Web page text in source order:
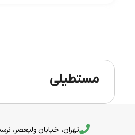
مستطیلی
تهران، خیابان ولیعصر،